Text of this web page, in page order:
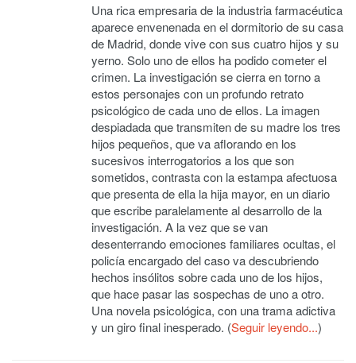
Una rica empresaria de la industria farmacéutica
aparece envenenada en el dormitorio de su casa
de Madrid, donde vive con sus cuatro hijos y su
yerno. Solo uno de ellos ha podido cometer el
crimen. La investigación se cierra en torno a
estos personajes con un profundo retrato
psicológico de cada uno de ellos. La imagen
despiadada que transmiten de su madre los tres
hijos pequeños, que va aflorando en los
sucesivos interrogatorios a los que son
sometidos, contrasta con la estampa afectuosa
que presenta de ella la hija mayor, en un diario
que escribe paralelamente al desarrollo de la
investigación. A la vez que se van
desenterrando emociones familiares ocultas, el
policía encargado del caso va descubriendo
hechos insólitos sobre cada uno de los hijos,
que hace pasar las sospechas de uno a otro.
Una novela psicológica, con una trama adictiva
y un giro final inesperado. (Seguir leyendo...)